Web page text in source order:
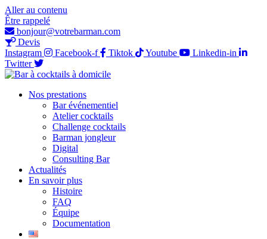
Aller au contenu
Être rappelé
bonjour@votrebarman.com
Devis
Instagram
Facebook-f Tiktok Youtube
Linkedin-in
Twitter
Nos prestations
Bar événementiel
Atelier cocktails
Challenge cocktails
Barman jongleur
Digital
Consulting Bar
Actualités
En savoir plus
Histoire
FAQ
Équipe
Documentation